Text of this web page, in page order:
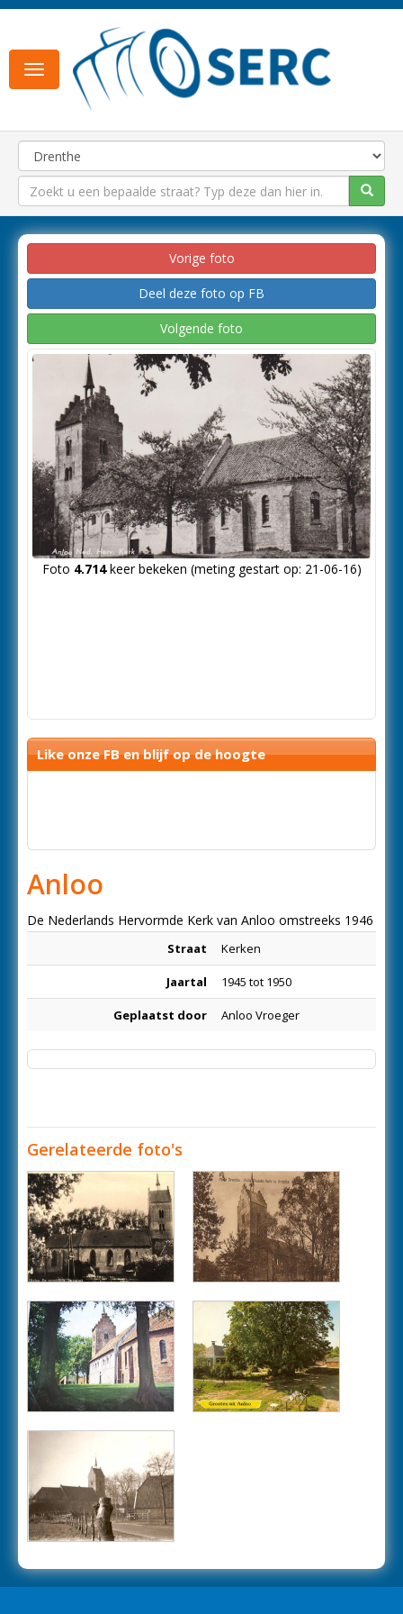
Toggle
navigation
Vorige foto
Deel deze foto op FB
Volgende foto
Foto 4.714keer bekeken (meting gestart op: 21-06-16)
Like onze FB en blijf op de hoogte
Anloo
De Nederlands Hervormde Kerk van Anloo omstreeks 1946
Straat Kerken
Jaartal 1945 tot 1950
Geplaatst door Anloo Vroeger
Gerelateerde foto's